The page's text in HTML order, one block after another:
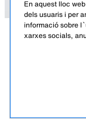
Sandàlies d'aigua
turmell amb
STARFIT®
OR 2502/830/091
SANDÀLIES
En aquest lloc
dels usuaris i per
informació sobre
xarxes socials,